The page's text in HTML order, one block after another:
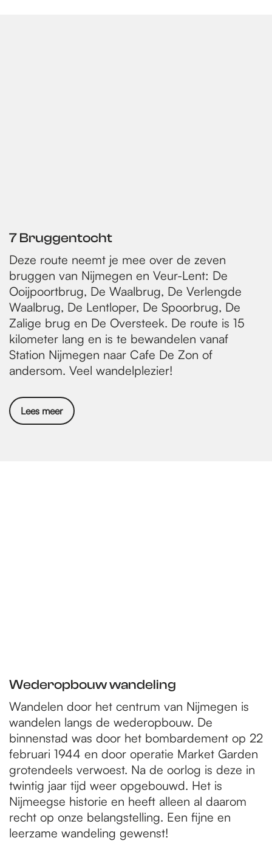
7 Bruggentocht
Deze route neemt je mee over de zeven
bruggen van Nijmegen en Veur-Lent: De
Ooijpoortbrug, De Waalbrug, De Verlengde
Waalbrug, De Lentloper, De Spoorbrug, De
Zalige brug en De Oversteek. De route is 15
kilometer lang en is te bewandelen vanaf
Station Nijmegen naar Cafe De Zon of
andersom. Veel wandelplezier!
Lees meer
Wederopbouw wandeling
Wandelen door het centrum van Nijmegen is
wandelen langs de wederopbouw. De
binnenstad was door het bombardement op 22
februari 1944 en door operatie Market Garden
grotendeels verwoest. Na de oorlog is deze in
twintig jaar tijd weer opgebouwd. Het is
Nijmeegse historie en heeft alleen al daarom
recht op onze belangstelling. Een fijne en
leerzame wandeling gewenst!